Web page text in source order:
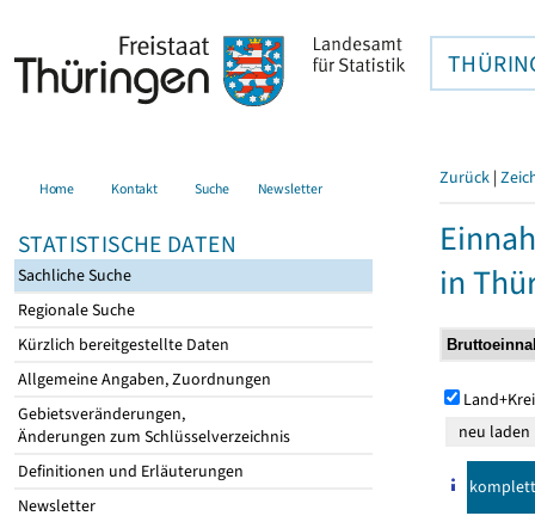
Home Kontakt Suche Newsletter
STATISTISCHE DATEN
Sachliche Suche
Regionale Suche
Kürzlich bereitgestellte Daten
Allgemeine Angaben, Zuordnungen
Gebietsveränderungen,
Änderungen zum Schlüsselverzeichnis
Definitionen und Erläuterungen
Newsletter
Zurück |
in
komplett